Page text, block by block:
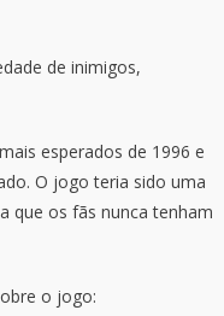
de inimigos,
esperados de 1996 e
O jogo teria sido uma
que os fãs nunca tenham
o jogo: